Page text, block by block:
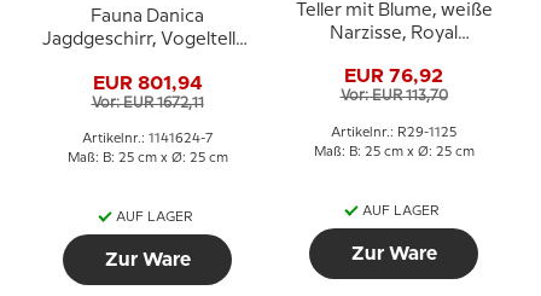
Fauna Danica
Jagdgeschirr, Vogelteller
Royal Copenhagen
EUR 801,94
Vor: EUR 1672,11
Artikelnr.: 1141624-7
Maß: B: 25 cm x Ø: 25 cm
AUF LAGER
Zur Ware
Teller mit Blume, weiße
Narzisse, Royal
EUR 76,92
Vor: EUR 113,70
Artikelnr.: R29-1125
Maß: B: 25 cm x Ø: 25 cm
AUF LAGER
Zur Ware